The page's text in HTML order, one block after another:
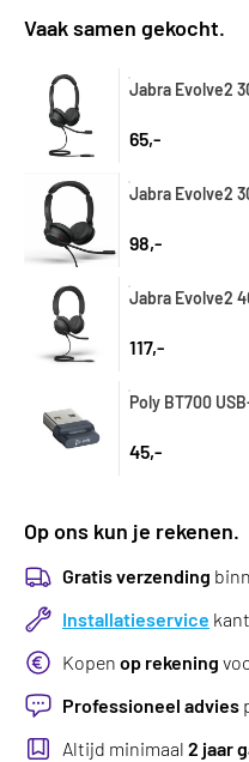
Vaak samen gekocht.
Jabra Evolve2
65,-
Jabra Evolve2
98,-
Jabra Evolve2
117,-
Poly BT700
45,-
Op ons kun je rekenen.
Gratis verzending
Installatieservice
Kopen op rekening
Professioneel advies
Altijd minimaal 2 jaar